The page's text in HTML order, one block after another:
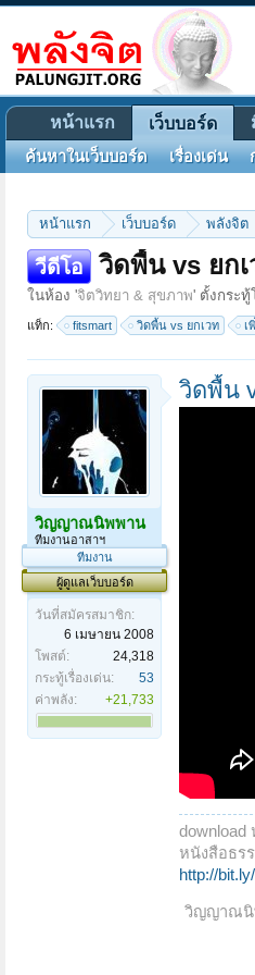
หน้าแรก เว็บบอร์ด พลังจิต
วีดีโอ วิดพื้น vs ยก
ในห้อง 'จิตวิทยา & สุขภาพ' ตั้งกระทู้
แท็ก: fitsmart วิดพื้น vs ยกเวท เ
วิญญาณนิพพาน
ทีมงานอาสาฯ
ทีมงาน
ผู้ดูแลเว็บบอร์ด
วันที่สมัครสมาชิก:
6 เมษายน 2008
โพสต์:
24,318
กระทู้เรื่องเด่น:
53
ค่าพลัง:
+21,733
วิดพื้น
download
หนังสือธร
http://
วิญญาณนิ
หน้าแรก เว็บบอร์ด
ค้นหาในเว็บบอร์ด เรื่องเด่น